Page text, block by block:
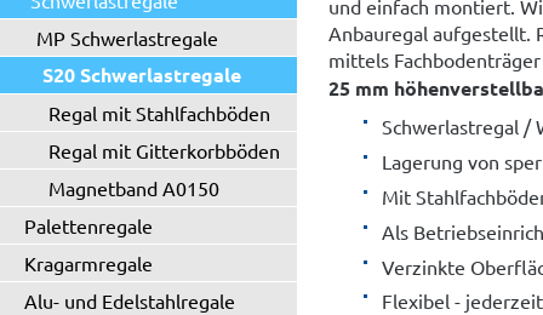
MP Schwerlastregale
S20 Schwerlastregale
Regal mit Stahlfachböden
Regal mit Gitterkorbböden
Magnetband A0150
Palettenregale
Kragarmregale
Alu- und Edelstahlregale
und einfach montiert.
Anbauregal aufgestellt.
mittels
25 mm
Schwerlastregal /
Lagerung von
Mit
Als
Verzinkte
Flexibel -